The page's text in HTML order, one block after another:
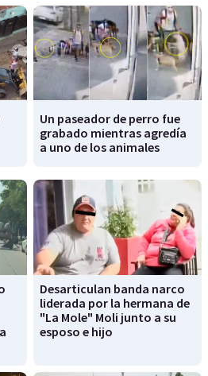
Un paseador de perro fue
grabado mientras agredía
a uno de los animales
Desarticulan banda narco
liderada por la hermana de
"La Mole" Moli junto a su
esposo e hijo